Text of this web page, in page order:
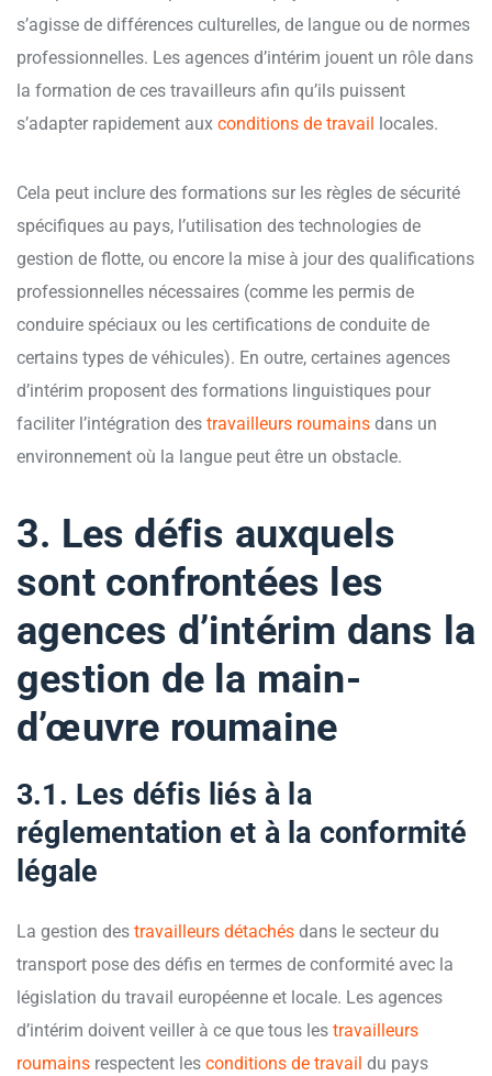
s’agisse de différences culturelles, de langue ou de normes
professionnelles. Les agences d’intérim jouent un rôle dans
la formation de ces travailleurs afin qu’ils puissent
s’adapter rapidement aux conditions de travail locales.
Cela peut inclure des formations sur les règles de sécurité
spécifiques au pays, l’utilisation des technologies de
gestion de flotte, ou encore la mise à jour des qualifications
professionnelles nécessaires (comme les permis de
conduire spéciaux ou les certifications de conduite de
certains types de véhicules). En outre, certaines agences
d’intérim proposent des formations linguistiques pour
faciliter l’intégration des travailleurs roumains dans un
environnement où la langue peut être un obstacle.
3. Les défis auxquels
sont confrontées les
agences d’intérim dans la
gestion de la main-
d’œuvre roumaine
3.1. Les défis liés à la
réglementation et à la conformité
légale
La gestion des travailleurs détachés dans le secteur du
transport pose des défis en termes de conformité avec la
législation du travail européenne et locale. Les agences
d’intérim doivent veiller à ce que tous les travailleurs
roumains respectent les conditions de travail du pays